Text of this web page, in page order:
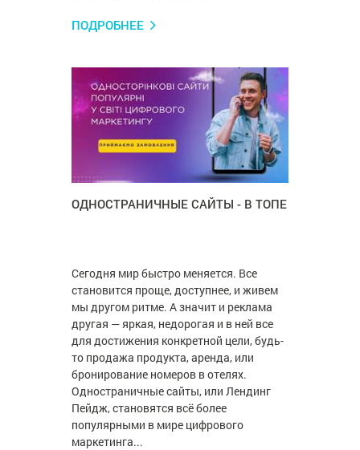
ПОДРОБНЕЕ
ОДНОСТРАНИЧНЫЕ САЙТЫ - В ТОПЕ
Сегодня мир быстро меняется. Все
становится проще, доступнее, и живем
мы другом ритме. А значит и реклама
другая — яркая, недорогая и в ней все
для достижения конкретной цели, будь-
то продажа продукта, аренда, или
бронирование номеров в отелях.
Одностраничные сайты, или Лендинг
Пейдж, становятся всё более
популярными в мире цифрового
маркетинга...